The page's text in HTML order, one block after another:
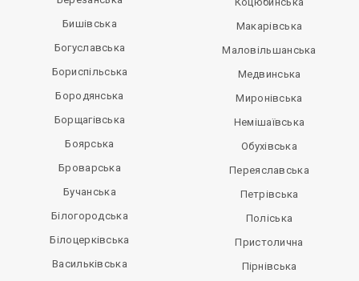
Бишівська
Богуславська
Бориспільська
Бородянська
Борщагівська
Боярська
Броварська
Бучанська
Білогородська
Білоцерківська
Васильківська
Макарівська
Маловільшанська
Медвинська
Миронівська
Немішаївська
Обухівська
Переяславська
Петрівська
Поліська
Пристолична
Пірнівська